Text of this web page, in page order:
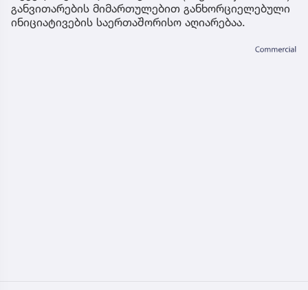
განვითარების მიმართულებით განხორციელებული
ინიციატივების საერთაშორისო აღიარებაა.